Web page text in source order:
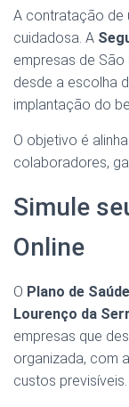
A contratação de
cuidadosa. A
empresas de
desde a escolha
implantação do
O objetivo é
colaboradores,
Simule
Online
O Plano de
Lourenço da
empresas que
organizada, com
custos previsíveis.